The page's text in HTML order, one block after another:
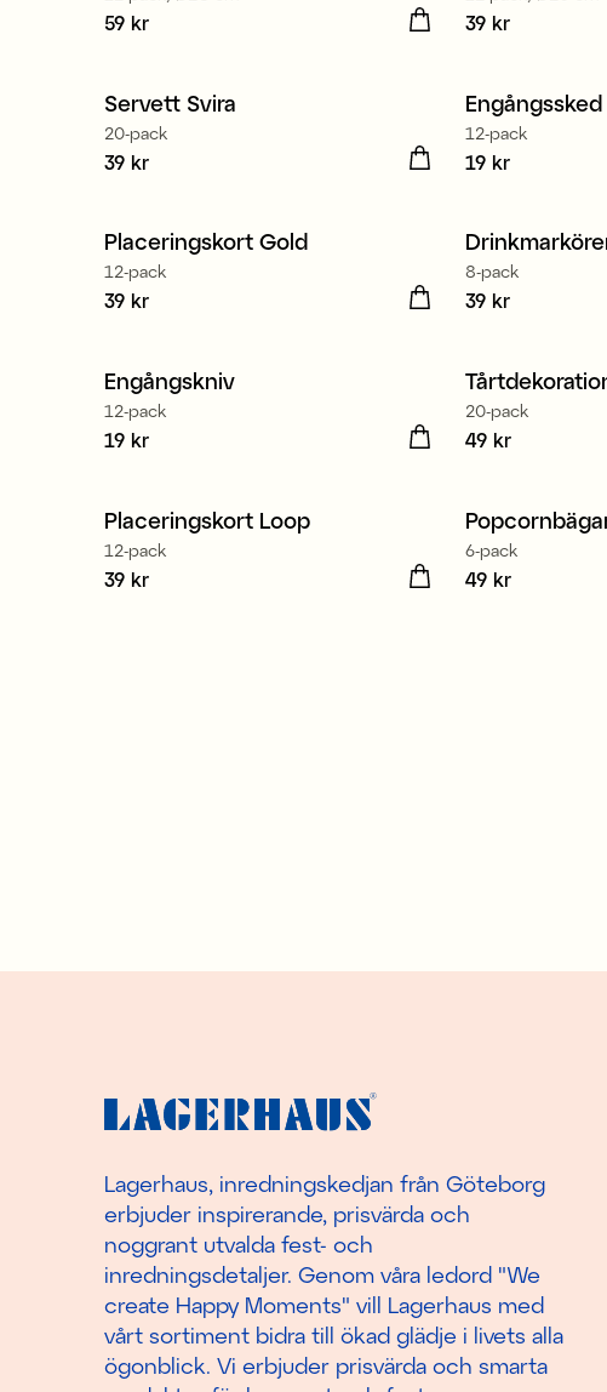
Pris:
59 kr Pris:
39 kr
3 för 99 kr
Servett Svira
20-pack
Pris:
39 kr
Engångssked
12-pack
Pris:
19 kr
Placeringskort Gold
12-pack
Pris:
39 kr
8-pack
Pris:
39 kr
Engångskniv
12-pack
Pris:
19 kr
20-pack
Pris:
49 kr
Placeringskort Loop
12-pack
Pris:
39 kr
6-pack
Pris:
49 kr
Lagerhaus, inredningskedjan från Göteborg
erbjuder inspirerande, prisvärda och
noggrant utvalda fest- och
inredningsdetaljer. Genom våra ledord "We
create Happy Moments" vill Lagerhaus med
vårt sortiment bidra till ökad glädje i livets alla
ögonblick. Vi erbjuder prisvärda och smarta